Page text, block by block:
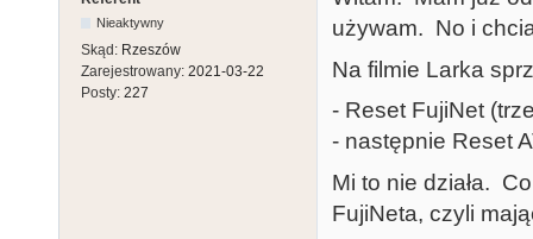
Nieaktywny
Skąd: Rzeszów
Zarejestrowany: 2021-03-22
Posty: 227
używam. No i
Na filmie Larka
- Reset FujiNet
- następnie Reset
Mi to nie działa.
FujiNeta, czyli